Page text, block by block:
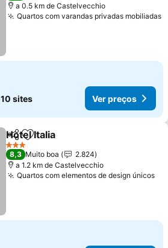
a 0.5 km de Castelvecchio
Quartos com varandas privadas mobiliadas
10 sites Ver preços
PartilharAdicionar aos favoritos
Hotel Italia
3 Estrelas
8,3 Muito boa
2.824
a 1.2 km de Castelvecchio
Quartos com elementos de design únicos